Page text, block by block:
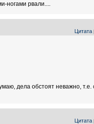
ногами рвали....
Цитата
дела обстоят неважно, т.е.
Цитата